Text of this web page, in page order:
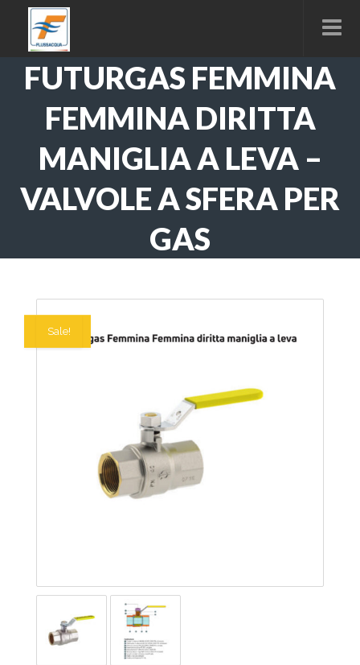
FUTURGAS FEMMINA
FEMMINA DIRITTA
MANIGLIA A LEVA –
VALVOLE A SFERA PER
GAS
In offerta!
Sale!